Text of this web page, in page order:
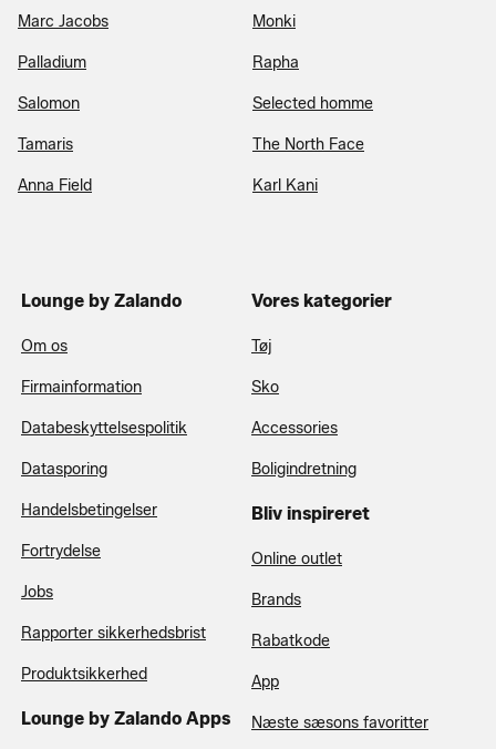
Marc Jacobs Monki
Palladium Rapha
Salomon Selected homme
Tamaris The North Face
Anna Field Karl Kani
Lounge by Zalando
Om os
Firmainformation
Databeskyttelsespolitik
Datasporing
Handelsbetingelser
Fortrydelse
Jobs
Rapporter sikkerhedsbrist
Produktsikkerhed
Lounge by Zalando Apps
Vores kategorier
Tøj
Sko
Accessories
Boligindretning
Bliv inspireret
Online outlet
Brands
Rabatkode
App
Næste sæsons favoritter